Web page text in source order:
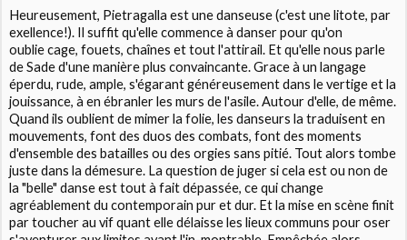
Heureusement, Pietragalla est une danseuse (c'est une litote, par
exellence!). Il suffit qu'elle commence à danser pour qu'on
oublie cage, fouets, chaînes et tout l'attirail. Et qu'elle nous parle
de Sade d'une manière plus convaincante. Grace à un langage
éperdu, rude, ample, s'égarant généreusement dans le vertige et la
jouissance, à en ébranler les murs de l'asile. Autour d'elle, de même.
Quand ils oublient de mimer la folie, les danseurs la traduisent en
mouvements, font des duos des combats, font des moments
d'ensemble des batailles ou des orgies sans pitié. Tout alors tombe
juste dans la démesure. La question de juger si cela est ou non de
la "belle" danse est tout à fait dépassée, ce qui change
agréablement du contemporain pur et dur. Et la mise en scène finit
par toucher au vif quant elle délaisse les lieux communs pour oser